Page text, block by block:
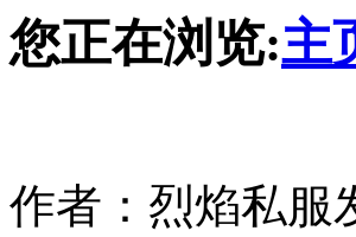
您正在浏览:主
作者：烈焰私服